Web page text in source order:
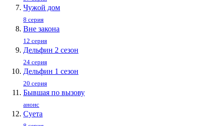
Чужой дом
8 серия
Вне закона
12 серия
Дельфин 2 сезон
24 серия
Дельфин 1 сезон
20 серия
Бывшая по вызову
анонс
Суета